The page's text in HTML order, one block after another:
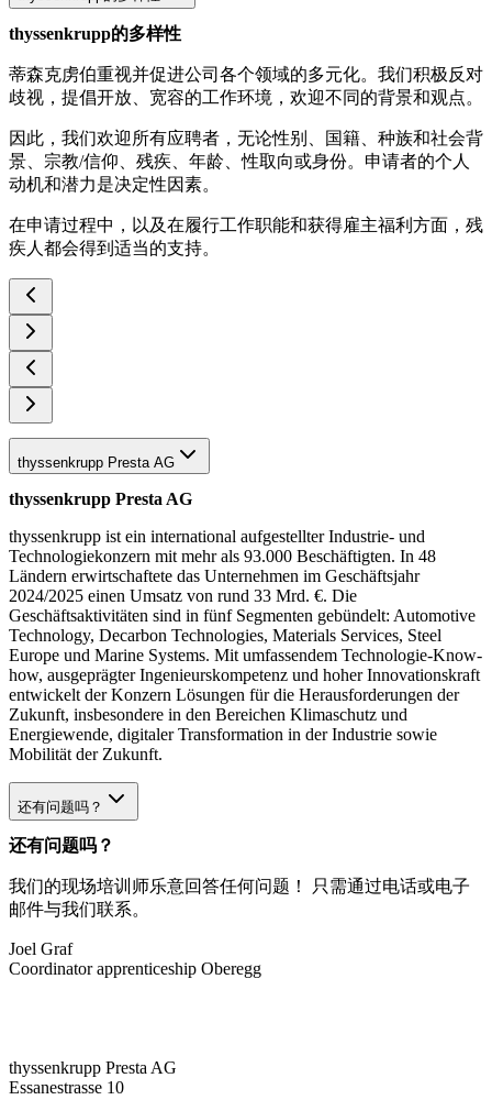
thyssenkrupp的多样性
蒂森克虏伯重视并促进公司各个领域的多元化。我们积极反对
歧视，提倡开放、宽容的工作环境，欢迎不同的背景和观点。
因此，我们欢迎所有应聘者，无论性别、国籍、种族和社会背
景、宗教/信仰、残疾、年龄、性取向或身份。申请者的个人
动机和潜力是决定性因素。
在申请过程中，以及在履行工作职能和获得雇主福利方面，残
疾人都会得到适当的支持。
thyssenkrupp Presta AG
thyssenkrupp Presta AG
thyssenkrupp ist ein international aufgestellter Industrie- und
Technologiekonzern mit mehr als 93.000 Beschäftigten. In 48
Ländern erwirtschaftete das Unternehmen im Geschäftsjahr
2024/2025 einen Umsatz von rund 33 Mrd. €. Die
Geschäftsaktivitäten sind in fünf Segmenten gebündelt: Automotive
Technology, Decarbon Technologies, Materials Services, Steel
Europe und Marine Systems. Mit umfassendem Technologie-Know-
how, ausgeprägter Ingenieurskompetenz und hoher Innovationskraft
entwickelt der Konzern Lösungen für die Herausforderungen der
Zukunft, insbesondere in den Bereichen Klimaschutz und
Energiewende, digitaler Transformation in der Industrie sowie
Mobilität der Zukunft.
还有问题吗？
还有问题吗？
我们的现场培训师乐意回答任何问题！ 只需通过电话或电子
邮件与我们联系。
Joel Graf
Coordinator apprenticeship Oberegg
thyssenkrupp Presta AG
Essanestrasse 10